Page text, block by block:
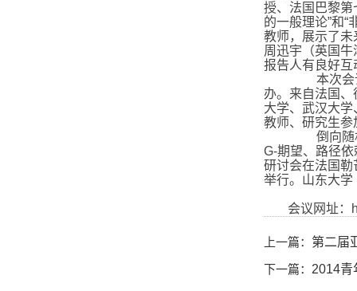
授、法国巴黎第
的一般理论”和“
教师，展示了
周迅宇（英国
报告人有良好
本次
办。来自法国
大学、武汉大
教师、研究生参
倒向
G-期望、路径
研讨会在法国
举行。山东大
会议网址：
上一篇： 第二届
下一篇： 2014青